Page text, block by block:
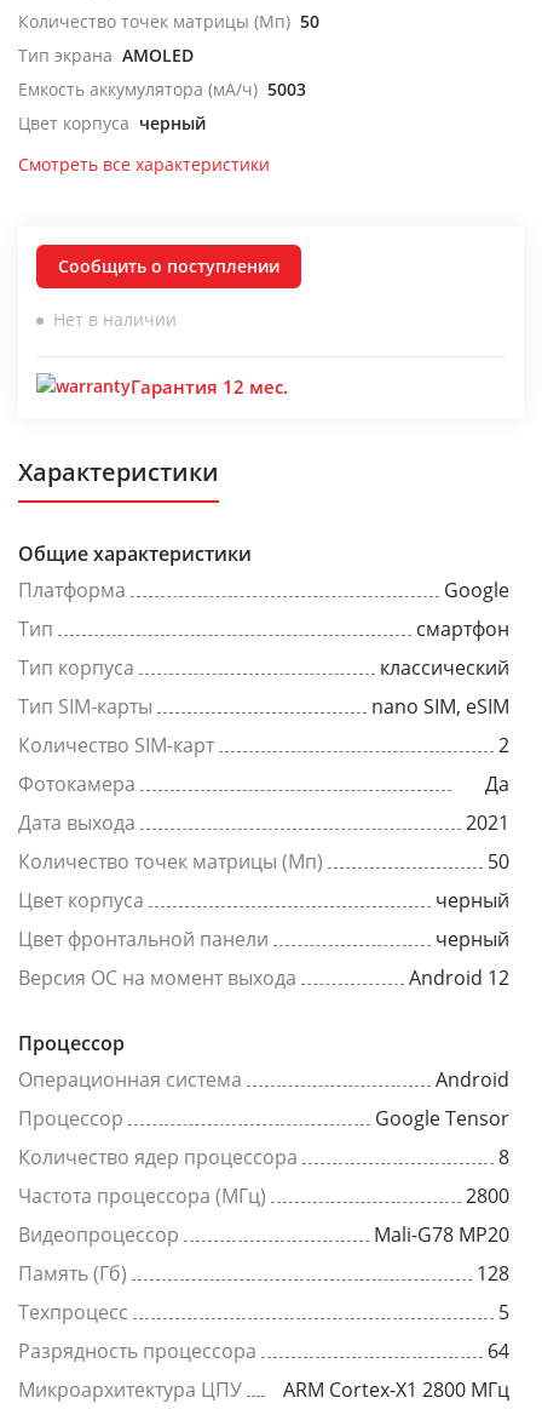
Количество точек матрицы (Мп) 50
Тип экрана AMOLED
Емкость аккумулятора (мА/ч) 5003
Цвет корпуса черный
Смотреть все характеристики
Сообщить о поступлении
Нет в наличии
Гарантия 12 мес.
Характеристики
Общие характеристики
Платформа
Google
Тип
смартфон
Тип корпуса
классический
Тип SIM-карты
nano SIM, eSIM
Количество SIM-карт
2
Фотокамера
Да
Дата выхода
2021
Количество точек матрицы (Мп)
50
Цвет корпуса
черный
Цвет фронтальной панели
черный
Версия ОС на момент выхода
Android 12
Процессор
Операционная система
Android
Процессор
Google Tensor
Количество ядер процессора
8
Частота процессора (МГц)
2800
Видеопроцессор
Mali-G78 MP20
Память (Гб)
128
Техпроцесс
5
Разрядность процессора
64
Микроархитектура ЦПУ
ARM Cortex-X1 2800 МГц